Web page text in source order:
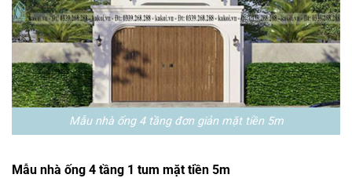
Mẫu nhà ống 4 tầng đơn giản mặt tiền 5m
Mẫu nhà ống 4 tầng 1 tum mặt tiền 5m